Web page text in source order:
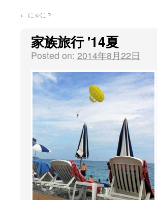
← にゃに？
家族旅行 '14夏
Posted on: 2014年8月22日